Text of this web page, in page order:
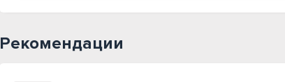
Рекомендации